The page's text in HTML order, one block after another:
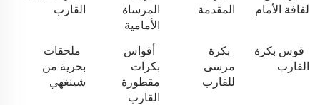
لفافة الأمام
المقدمة
المرساة
الأمامية
القارب
قوس بكرة
القارب
بكرة
مرسى
للقارب
أقواس
بكرات
مقطورة
القارب
ملحقات
بحرية من
شينغهي